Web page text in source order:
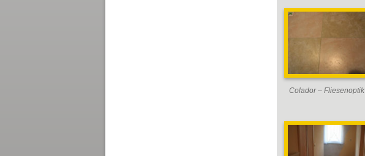
Colador – Fliesenoptik